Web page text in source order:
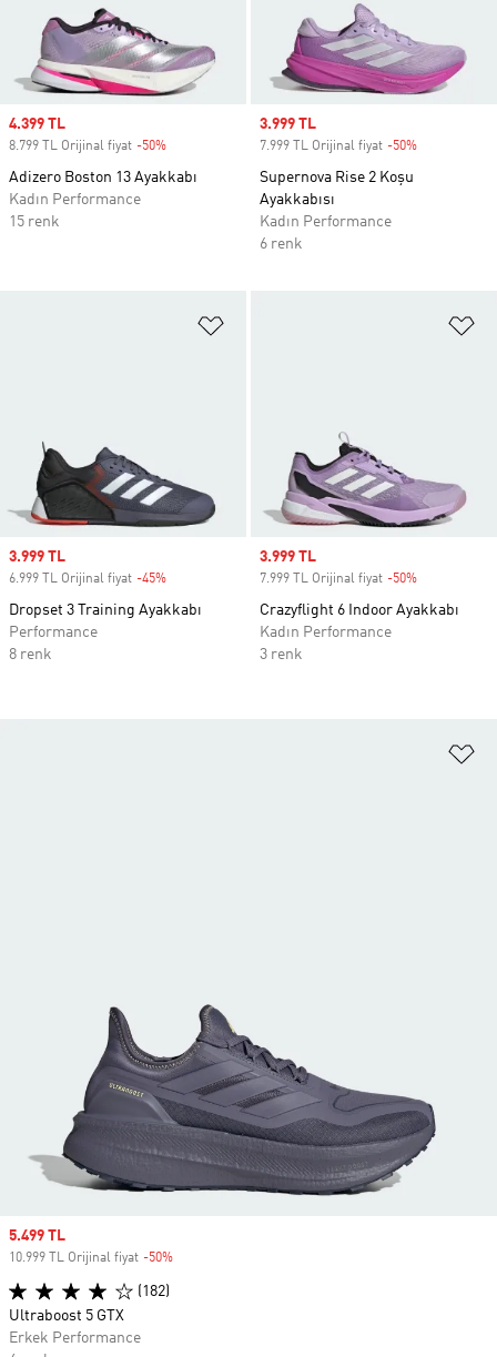
Sale price
4.399 TL
8.799 TL Orijinal fiyat -50%
Adizero Boston 13 Ayakkabı
Kadın Performance
15 renk
Sale price
3.999 TL
7.999 TL Orijinal fiyat -50%
Supernova Rise 2 Koşu
Ayakkabısı
Kadın Performance
6 renk
Sale price
3.999 TL
6.999 TL Orijinal fiyat -45%
Dropset 3 Training Ayakkabı
Performance
8 renk
Sale price
3.999 TL
7.999 TL Orijinal fiyat -50%
Crazyflight 6 Indoor Ayakkabı
Kadın Performance
3 renk
Sale price
5.499 TL
10.999 TL Orijinal fiyat -50%
(182)
Ultraboost 5 GTX
Erkek Performance